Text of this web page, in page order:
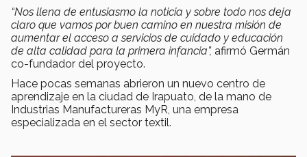
“Nos llena de entusiasmo la noticia y sobre todo nos deja
claro que vamos por buen camino en nuestra misión de
aumentar el acceso a servicios de cuidado y educación
de alta calidad para la primera infancia”, afirmó Germán
co-fundador del proyecto.
Hace pocas semanas abrieron un nuevo centro de
aprendizaje en la ciudad de Irapuato, de la mano de
Industrias Manufactureras MyR, una empresa
especializada en el sector textil.